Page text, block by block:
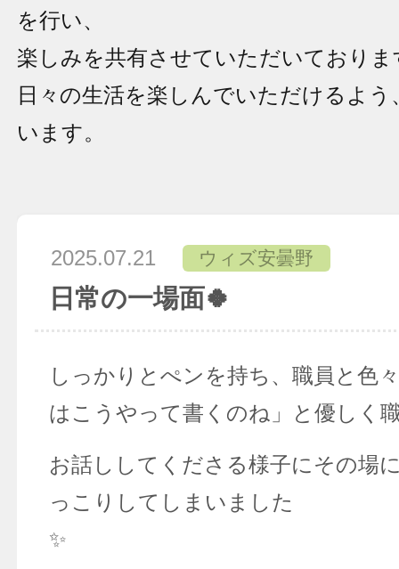
を行い、
楽しみを共有させていただいておりま
日々の生活を楽しんでいただけるよ
います。
2025.07.21 ウィズ安曇野
日常の一場面🍀
しっかりとぺンを持ち、職員と色
はこうやって書くのね」と優しく
お話ししてくださる様子にその場
っこりしてしまいました